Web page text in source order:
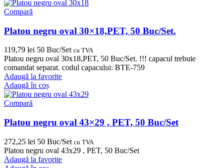
Compară
Platou negru oval 30×18,PET, 50 Buc/Set.
119,79 lei 50 Buc/Set cu TVA
Platou negru oval 30x18,PET, 50 Buc/Set. !!! capacul trebuie
comandat separat. codul capacului: BTE-759
Adaugă la favorite
Adaugă în coș
Compară
Platou negru oval 43×29 , PET, 50 Buc/Set
272,25 lei 50 Buc/Set cu TVA
Platou negru oval 43x29 , PET, 50 Buc/Set
Adaugă la favorite